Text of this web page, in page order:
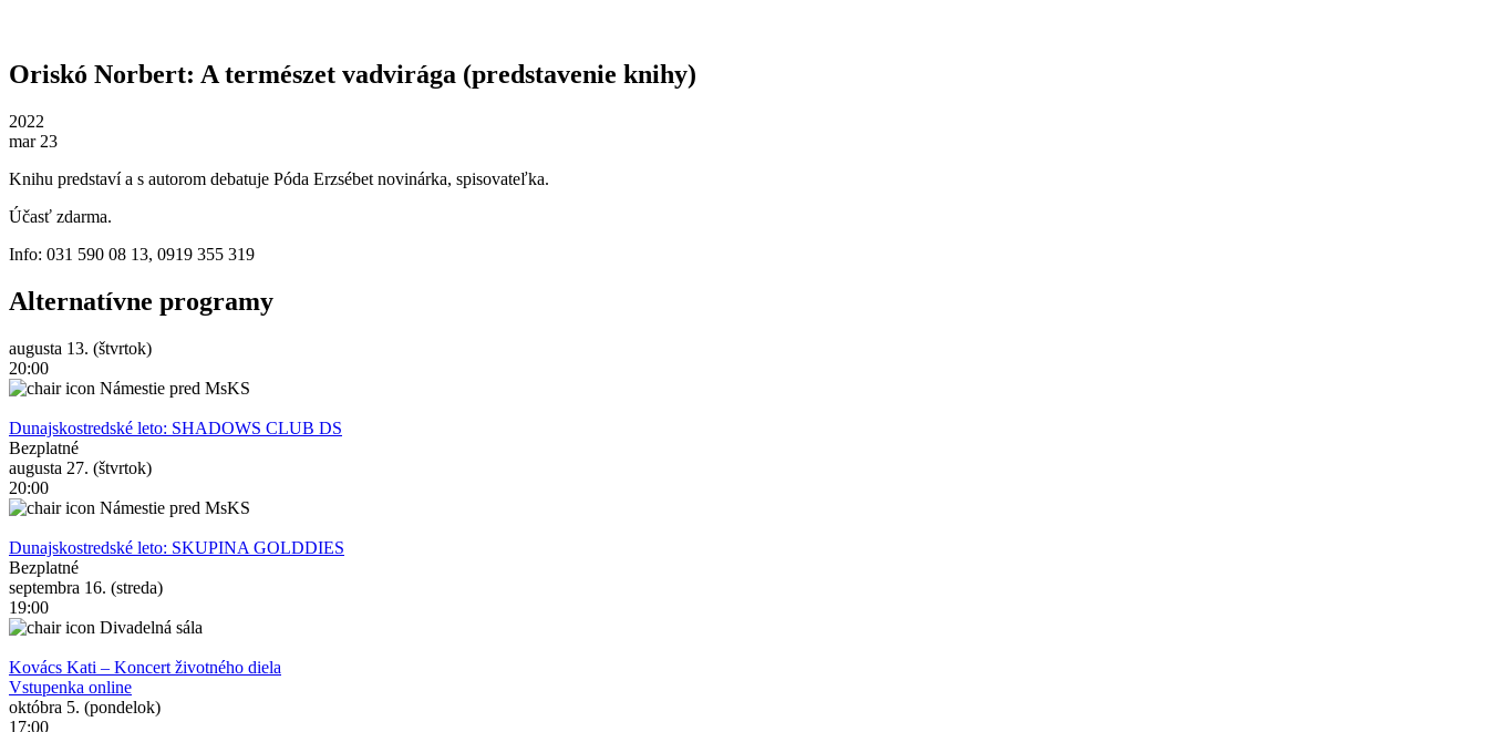
Oriskó Norbert: A természet vadvirága (predstavenie knihy)
2022
mar 23
Knihu predstaví a s autorom debatuje Póda Erzsébet novinárka, spisovateľka.
Účasť zdarma.
Info: 031 590 08 13, 0919 355 319
Alternatívne programy
augusta 13. (štvrtok)
20:00
Námestie pred MsKS
Dunajskostredské leto: SHADOWS CLUB DS
Bezplatné
augusta 27. (štvrtok)
20:00
Námestie pred MsKS
Dunajskostredské leto: SKUPINA GOLDDIES
Bezplatné
septembra 16. (streda)
19:00
Divadelná sála
Kovács Kati – Koncert životného diela
Vstupenka online
októbra 5. (pondelok)
17:00